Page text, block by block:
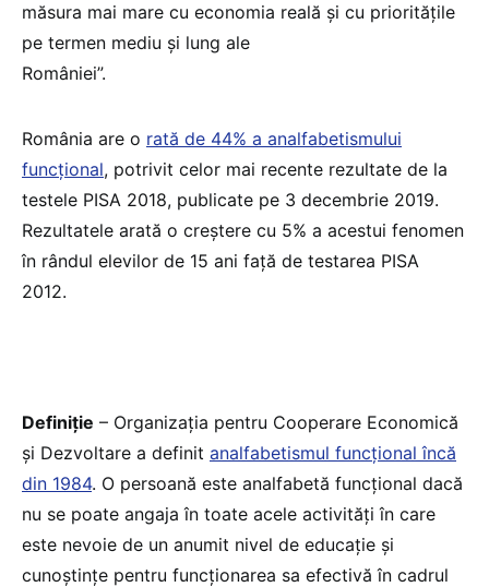
măsura mai mare cu economia reală și cu prioritățile
pe termen mediu și lung ale
României”.
România are o rată de 44% a analfabetismului
funcțional, potrivit celor mai recente rezultate de la
testele PISA 2018, publicate pe 3 decembrie 2019.
Rezultatele arată o creștere cu 5% a acestui fenomen
în rândul elevilor de 15 ani față de testarea PISA
2012.
Definiție – Organizaţia pentru Cooperare Economică
şi Dezvoltare a definit analfabetismul funcţional încă
din 1984. O persoană este analfabetă funcţional dacă
nu se poate angaja în toate acele activităţi în care
este nevoie de un anumit nivel de educaţie şi
cunoştinţe pentru funcţionarea sa efectivă în cadrul